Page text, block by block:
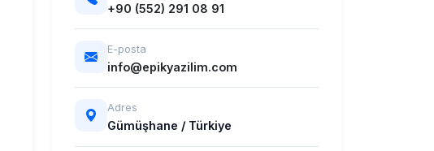
+90 (552) 291 08 91
E-posta
info@epikyazilim.com
Adres
Gümüşhane / Türkiye